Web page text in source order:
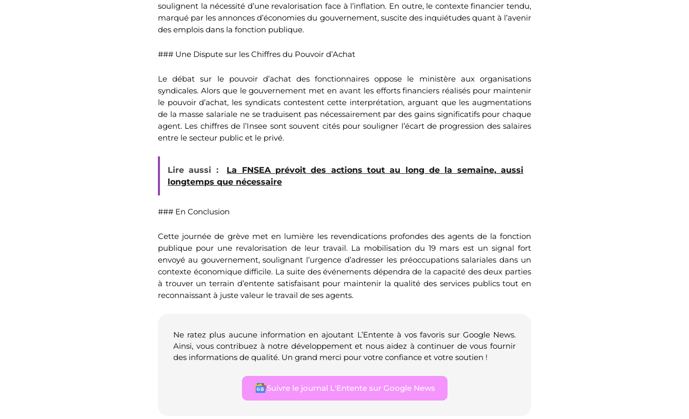
soulignent la nécessité d’une revalorisation face à l’inflation. En outre, le contexte financier tendu,
marqué par les annonces d’économies du gouvernement, suscite des inquiétudes quant à l’avenir
des emplois dans la fonction publique.
### Une Dispute sur les Chiffres du Pouvoir d’Achat
Le débat sur le pouvoir d’achat des fonctionnaires oppose le ministère aux organisations
syndicales. Alors que le gouvernement met en avant les efforts financiers réalisés pour maintenir
le pouvoir d’achat, les syndicats contestent cette interprétation, arguant que les augmentations
de la masse salariale ne se traduisent pas nécessairement par des gains significatifs pour chaque
agent. Les chiffres de l’Insee sont souvent cités pour souligner l’écart de progression des salaires
entre le secteur public et le privé.
Lire aussi :
La FNSEA prévoit des actions tout au long de la semaine, aussi
longtemps que nécessaire
### En Conclusion
Cette journée de grève met en lumière les revendications profondes des agents de la fonction
publique pour une revalorisation de leur travail. La mobilisation du 19 mars est un signal fort
envoyé au gouvernement, soulignant l’urgence d’adresser les préoccupations salariales dans un
contexte économique difficile. La suite des événements dépendra de la capacité des deux parties
à trouver un terrain d’entente satisfaisant pour maintenir la qualité des services publics tout en
reconnaissant à juste valeur le travail de ses agents.
Ne ratez plus aucune information en ajoutant L’Entente à vos favoris sur Google News.
Ainsi, vous contribuez à notre développement et nous aidez à continuer de vous fournir
des informations de qualité. Un grand merci pour votre confiance et votre soutien !
Suivre le journal L'Entente sur Google News